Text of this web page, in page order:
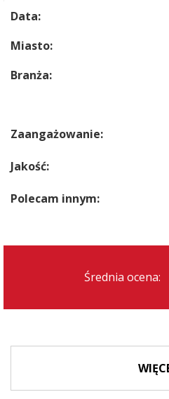
Data:
Miasto:
Branża:
Zaangażowanie:
Jakość:
Polecam innym:
Średnia ocena: